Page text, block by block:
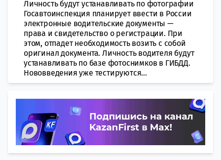
Личность будут устанавливать по фотографии
Госавтоинспекция планирует ввести в России
электронные водительские документы —
права и свидетельство о регистрации. При
этом, отпадет необходимость возить с собой
оригинал документа. Личность водителя будут
устанавливать по базе фотоснимков в ГИБДД.
Нововведения уже тестируются...